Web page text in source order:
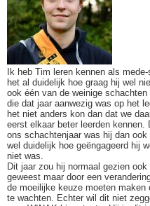
Ik heb Tim leren kennen als
het al duidelijk hoe graag hij wel
ook één van de weinige schachten
die dat jaar aanwezig was op het
het niet anders kon dan dat we
eerst elkaar beter leerden kennen.
ons schachtenjaar was hij dan
wel duidelijk hoe geëngageerd hij
niet was.
Dit jaar zou hij normaal gezien
geweest maar door een
de moeilijke keuze moeten maken
te wachten. Echter wil dit niet